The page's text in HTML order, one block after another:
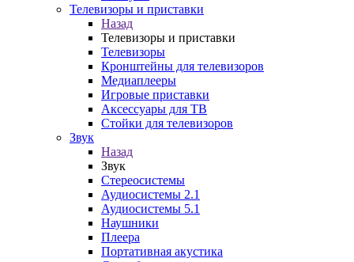
Телевизоры и приставки
Назад
Телевизоры и приставки
Телевизоры
Кронштейны для телевизоров
Медиаплееры
Игровые приставки
Аксессуары для ТВ
Стойки для телевизоров
Звук
Назад
Звук
Стереосистемы
Аудиосистемы 2.1
Аудиосистемы 5.1
Наушники
Плеера
Портативная акустика